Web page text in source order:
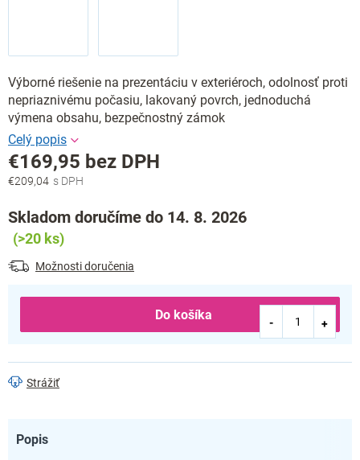
Výborné riešenie na prezentáciu v exteriéroch, odolnosť proti
nepriaznivému počasiu, lakovaný povrch, jednoduchá
výmena obsahu, bezpečnostný zámok
€209,04
€169,95 bez DPH
Jednotková
Skladom doručíme do 14. 8. 2026
(>20 ks)
Možnosti doručenia
Do košíka
Strážiť
Popis